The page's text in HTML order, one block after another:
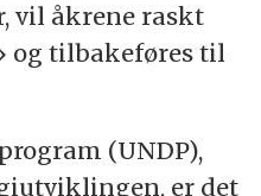
Demining
TetraTech.
Sappers
og
vil åkrene raskt
og tilbakeføres til
(UNDP),
er det